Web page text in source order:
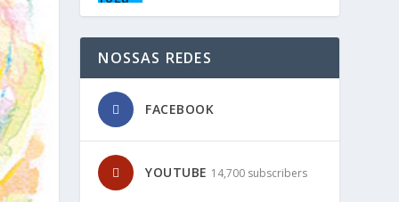
NOSSAS REDES
FACEBOOK
YOUTUBE 14,700 subscribers